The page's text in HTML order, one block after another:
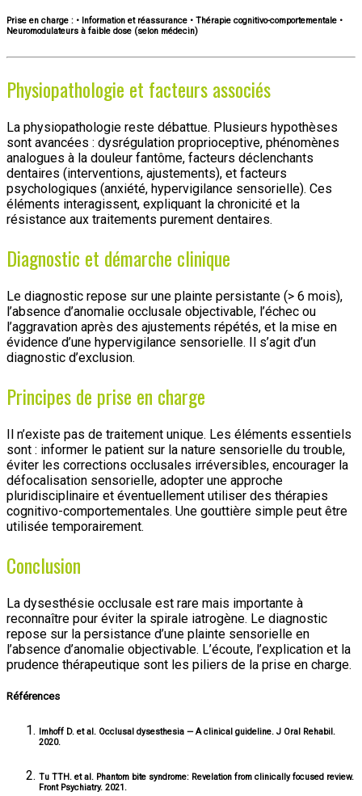
Prise en charge : • Information et réassurance • Thérapie cognitivo-comportementale •
Neuromodulateurs à faible dose (selon médecin)
Physiopathologie et facteurs associés
La physiopathologie reste débattue. Plusieurs hypothèses
sont avancées : dysrégulation proprioceptive, phénomènes
analogues à la douleur fantôme, facteurs déclenchants
dentaires (interventions, ajustements), et facteurs
psychologiques (anxiété, hypervigilance sensorielle). Ces
éléments interagissent, expliquant la chronicité et la
résistance aux traitements purement dentaires.
Diagnostic et démarche clinique
Le diagnostic repose sur une plainte persistante (> 6 mois),
l’absence d’anomalie occlusale objectivable, l’échec ou
l’aggravation après des ajustements répétés, et la mise en
évidence d’une hypervigilance sensorielle. Il s’agit d’un
diagnostic d’exclusion.
Principes de prise en charge
Il n’existe pas de traitement unique. Les éléments essentiels
sont : informer le patient sur la nature sensorielle du trouble,
éviter les corrections occlusales irréversibles, encourager la
défocalisation sensorielle, adopter une approche
pluridisciplinaire et éventuellement utiliser des thérapies
cognitivo-comportementales. Une gouttière simple peut être
utilisée temporairement.
Conclusion
La dysesthésie occlusale est rare mais importante à
reconnaître pour éviter la spirale iatrogène. Le diagnostic
repose sur la persistance d’une plainte sensorielle en
l’absence d’anomalie objectivable. L’écoute, l’explication et la
prudence thérapeutique sont les piliers de la prise en charge.
Références
Imhoff D. et al. Occlusal dysesthesia — A clinical guideline. J Oral Rehabil.
2020.
Tu TTH. et al. Phantom bite syndrome: Revelation from clinically focused review.
Front Psychiatry. 2021.